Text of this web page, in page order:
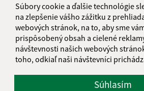
Súbory cookie a ďalšie technológie
na zlepšenie vášho zážitku z
webových stránok, na to, aby sme
prispôsobený obsah a cielené
návštevnosti našich webových
toho, odkiaľ naši návštevníci
Súhlasím
+421 47 569 01 01
IČO: 00318906